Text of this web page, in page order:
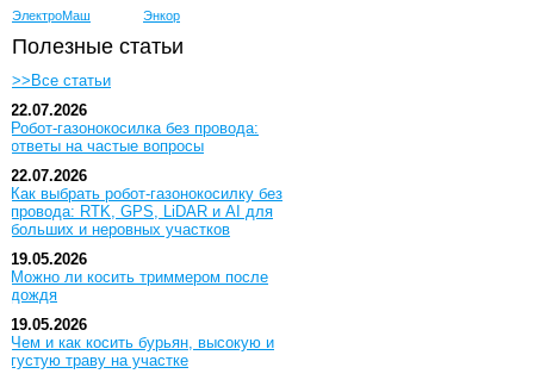
ЭлектроМаш
Энкор
Полезные статьи
>>Все статьи
22.07.2026
Робот-газонокосилка без провода:
ответы на частые вопросы
22.07.2026
Как выбрать робот-газонокосилку без
провода: RTK, GPS, LiDAR и AI для
больших и неровных участков
19.05.2026
Можно ли косить триммером после
дождя
19.05.2026
Чем и как косить бурьян, высокую и
густую траву на участке